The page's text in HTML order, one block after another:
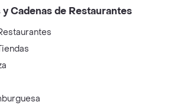
Cadenas de Restaurantes